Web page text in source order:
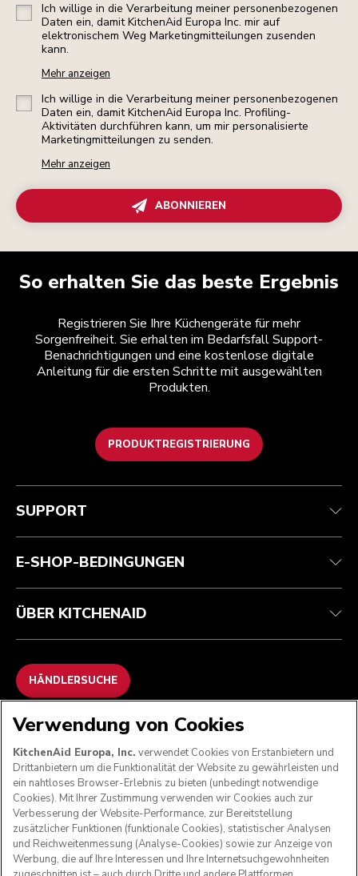
Ich willige in die Verarbeitung meiner personenbezogenen
Daten ein, damit KitchenAid Europa Inc. mir auf
elektronischem Weg Marketingmitteilungen zusenden
kann.
Mehr anzeigen
Ich willige in die Verarbeitung meiner personenbezogenen
Daten ein, damit KitchenAid Europa Inc. Profiling-
Aktivitäten durchführen kann, um mir personalisierte
Marketingmitteilungen zu senden.
Mehr anzeigen
ABONNIEREN
So erhalten Sie das beste Ergebnis
Registrieren Sie Ihre Küchengeräte für mehr
Sorgenfreiheit. Sie erhalten im Bedarfsfall Support-
Benachrichtigungen und eine kostenlose digitale
Anleitung für die ersten Schritte mit ausgewählten
Produkten.
PRODUKTREGISTRIERUNG
Health Check
Verfolgen Sie Ihre Bestellung
Garantie und Dokumente
Häufig gestellte fragen
Teilnahmebedingungen
Rückgaben und Erstattungen
Impressum
ODR
Die Marke
Händlersuche
SUPPORT
E-SHOP-BEDINGUNGEN
ÜBER KITCHENAID
HÄNDLERSUCHE
WIR AKZEPTIEREN
FOLGEN SIE UNS
Verwendung von Cookies
KitchenAid Europa, Inc. verwendet Cookies von Erstanbietern und
Drittanbietern um die Funktionalität der Website zu gewährleisten und
ein nahtloses Browser-Erlebnis zu bieten (unbedingt notwendige
Cookies). Mit Ihrer Zustimmung verwenden wir Cookies auch zur
Verbesserung der Website-Performance, zur Bereitstellung
zusätzlicher Funktionen (funktionale Cookies), statistischer Analysen
und Reichweitenmessung (Analyse-Cookies) sowie zur Anzeige von
Werbung, die auf Ihre Interessen und Ihre Internetsuchgewohnheiten